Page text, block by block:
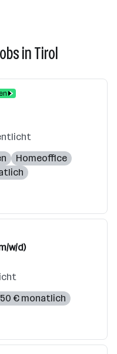
in Tirol
Homeoffice
w/d)
€ monatlich